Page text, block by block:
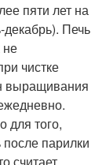
пяти лет на
Печь
не
чистке
выращивания
для того,
после парилки